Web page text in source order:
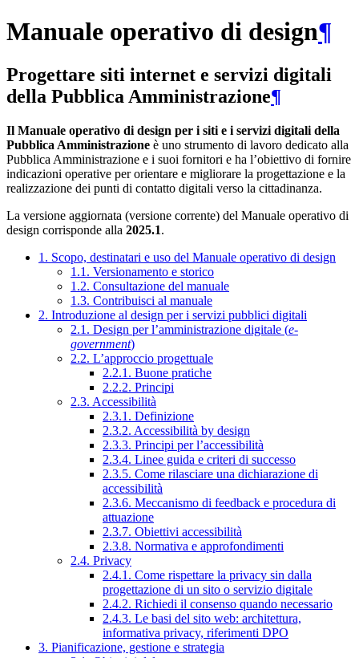
Manuale operativo di design¶
Progettare siti internet e servizi digitali
della Pubblica Amministrazione¶
Il Manuale operativo di design per i siti e i servizi digitali della
Pubblica Amministrazione è uno strumento di lavoro dedicato alla
Pubblica Amministrazione e i suoi fornitori e ha l’obiettivo di fornire
indicazioni operative per orientare e migliorare la progettazione e la
realizzazione dei punti di contatto digitali verso la cittadinanza.
La versione aggiornata (versione corrente) del Manuale operativo di
design corrisponde alla 2025.1.
1. Scopo, destinatari e uso del Manuale operativo di design
1.1. Versionamento e storico
1.2. Consultazione del manuale
1.3. Contribuisci al manuale
2. Introduzione al design per i servizi pubblici digitali
2.1. Design per l’amministrazione digitale (e-
government)
2.2. L’approccio progettuale
2.2.1. Buone pratiche
2.2.2. Principi
2.3. Accessibilità
2.3.1. Definizione
2.3.2. Accessibilità by design
2.3.3. Principi per l’accessibilità
2.3.4. Linee guida e criteri di successo
2.3.5. Come rilasciare una dichiarazione di
accessibilità
2.3.6. Meccanismo di feedback e procedura di
attuazione
2.3.7. Obiettivi accessibilità
2.3.8. Normativa e approfondimenti
2.4. Privacy
2.4.1. Come rispettare la privacy sin dalla
progettazione di un sito o servizio digitale
2.4.2. Richiedi il consenso quando necessario
2.4.3. Le basi del sito web: architettura,
informativa privacy, riferimenti DPO
3. Pianificazione, gestione e strategia